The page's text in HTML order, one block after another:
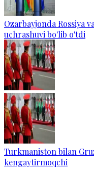
Ozarbayjonda Rossiya
uchrashuvi bo'lib o'tdi
Turkmaniston bilan
kengaytirmoqchi